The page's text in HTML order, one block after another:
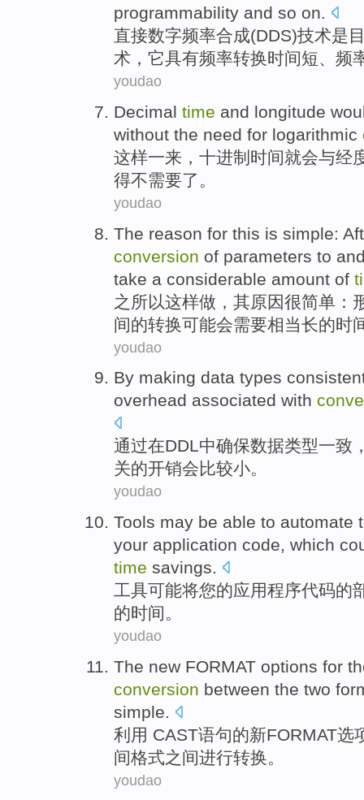
programmability and so on.
直接数字频率合成(DDS)技术是
术 ， 它具有频率转换时间短、 频
youdao
Decimal time and longitude
without the need for logarithmic
这样一来， 十进制 时间就会与经
得不需要了 。
youdao
The reason for this is simple:
conversion of parameters to
take a considerable amount of
之所以这样做，其原因很简单：
间的转换可能会需要相当长的时
youdao
By making data types
overhead associated with
通过在DDL中确保数据类型一致
关的开销会比较小。
youdao
Tools may be able to automate
your application code, which
time savings.
工具可能将您的应用程序代码的
的时间。
youdao
The new FORMAT options for
conversion between the two
simple.
利用 CAST语句的新FORMAT选
间格式之间进行转换。
youdao